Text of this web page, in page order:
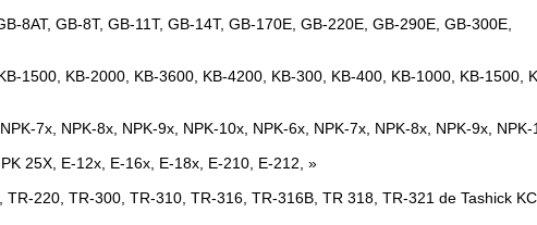
8AT, GB-8T, GB-11T, GB-14T, GB-170E, GB-220E, GB-290E, GB-300E,
1500, KB-2000, KB-3600, KB-4200, KB-300, KB-400, KB-1000, KB-1500,
7x, NPK-8x, NPK-9x, NPK-10x, NPK-6x, NPK-7x, NPK-8x, NPK-9x, NPK-
25X, E-12x, E-16x, E-18x, E-210, E-212, »
220, TR-300, TR-310, TR-316, TR-316B, TR 318, TR-321 de Tashick